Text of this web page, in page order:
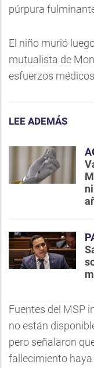
púrpura
El niño murió
mutualista de
esfuerzos
LEE ADEMÁS
Fuentes del MSP
no están
pero señalaron
fallecimiento